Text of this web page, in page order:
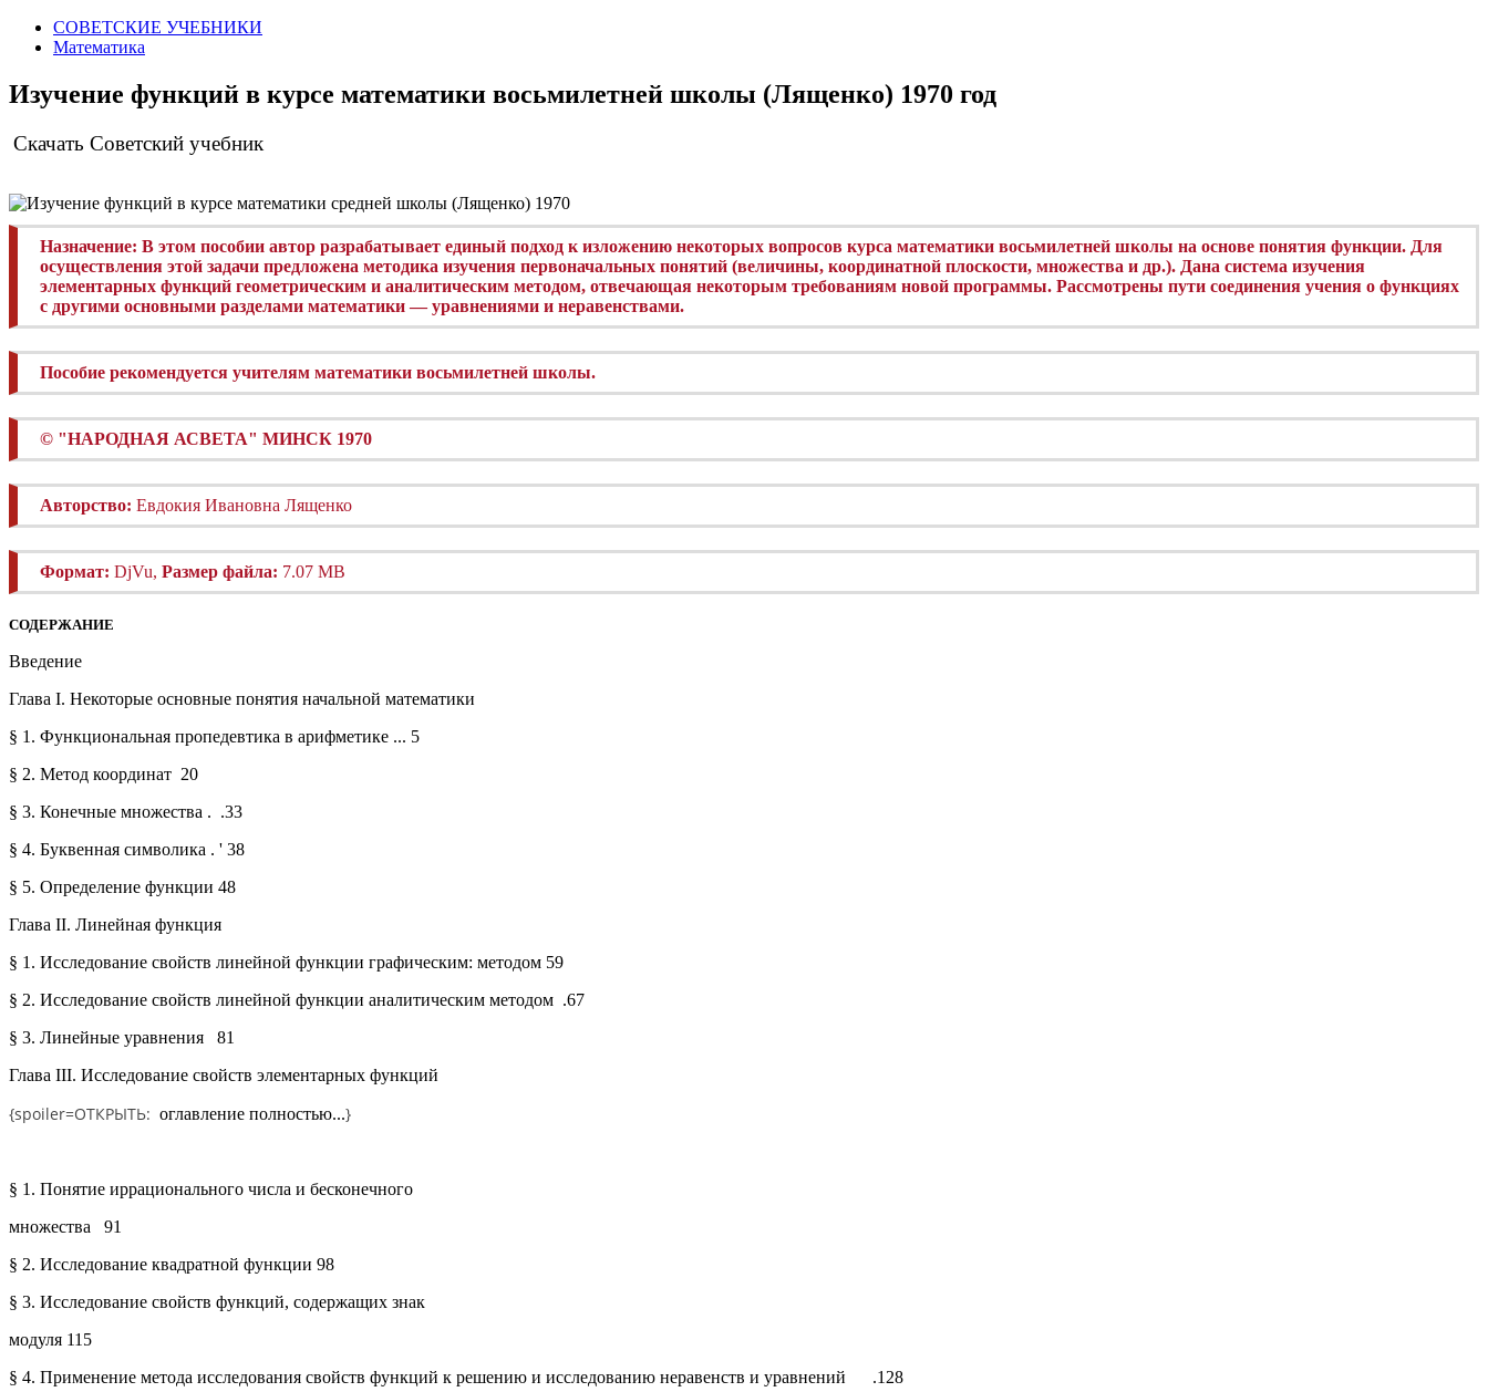
СОВЕТСКИЕ УЧЕБНИКИ
Математика
Изучение функций в курсе математики восьмилетней школы (Лященко) 1970 год
Скачать Советский учебник
Назначение: В этом пособии автор разрабатывает единый подход к изложению некоторых вопросов курса математики восьмилетней школы на основе понятия функции. Для
осуществления этой задачи предложена методика изучения первоначальных понятий (величины, координатной плоскости, множества и др.). Дана система изучения
элементарных функций геометрическим и аналитическим методом, отвечающая некоторым требованиям новой программы. Рассмотрены пути соединения учения о функциях
с другими основными разделами математики — уравнениями и неравенствами.
Пособие рекомендуется учителям математики восьмилетней школы.
© "НАРОДНАЯ АСВЕТА" МИНСК 1970
Авторство: Евдокия Ивановна Лященко
Формат: DjVu, Размер файла: 7.07 MB
СОДЕРЖАНИЕ
Введение
Глава I. Некоторые основные понятия начальной математики
§ 1. Функциональная пропедевтика в арифметике ... 5
§ 2. Метод координат 20
§ 3. Конечные множества . .33
§ 4. Буквенная символика . ' 38
§ 5. Определение функции 48
Глава II. Линейная функция
§ 1. Исследование свойств линейной функции графическим: методом 59
§ 2. Исследование свойств линейной функции аналитическим методом .67
§ 3. Линейные уравнения
81
Глава III. Исследование свойств элементарных функций
{spoiler=ОТКРЫТЬ: оглавление полностью...}
§ 1. Понятие иррационального числа и бесконечного
множества
91
§ 2. Исследование квадратной функции 98
§ 3. Исследование свойств функций, содержащих знак
модуля 115
§ 4. Применение метода исследования свойств функций к решению и исследованию неравенств и уравнений
.128